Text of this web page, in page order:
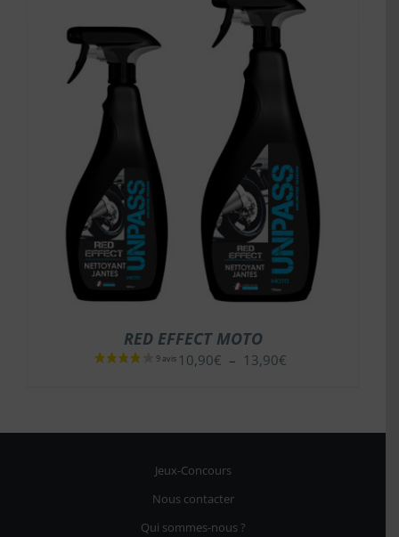
RED EFFECT MOTO
10,90€ – 13,90€
à
Jeux-Concours
Nous contacter
Qui sommes-nous ?